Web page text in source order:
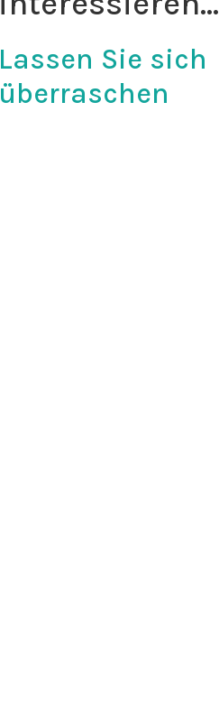
Lassen Sie sich
überraschen